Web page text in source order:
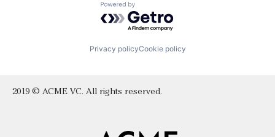
Powered by Getro.com
Privacy policyCookie policy
2019 © ACME VC. All rights reserved.